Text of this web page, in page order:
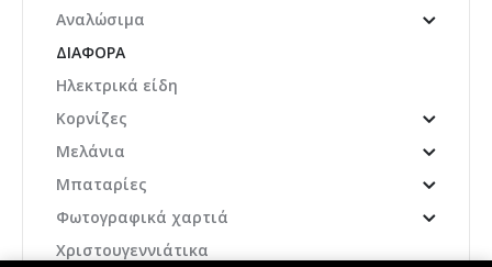
Αναλώσιμα
ΔΙΆΦΟΡΑ
Ηλεκτρικά είδη
Κορνίζες
Μελάνια
Μπαταρίες
Φωτογραφικά χαρτιά
Χριστουγεννιάτικα